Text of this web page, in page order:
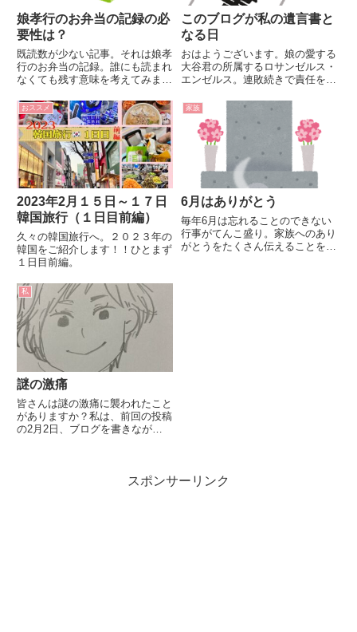
娘孝行のお弁当の記録の必
要性は？
既読数が少ない記事。それは娘孝
行のお弁当の記録。誰にも読まれ
なくても残す意味を考えてみまし
このブログが私の遺言書と
なる日
おはようございます。娘の愛する
大谷君の所属するロサンゼルス・
エンゼルス。連敗続きで責任を取
の発表がありましたね。昨夜のニ
ュースで娘は大きな声で驚いてい
ました。日本でもアメリカでも上
司が責任を取るのは同じことな
おススメ
2023年2月１５日～１７日
韓国旅行（１日目前編）
久々の韓国旅行へ。２０２３年の
韓国をご紹介します！！ひとまず
１日目前編。
家族
6月はありがとう
毎年6月は忘れることのできない
行事がてんこ盛り。家族へのあり
がとうをたくさん伝えることを忘
私
謎の激痛
皆さんは謎の激痛に襲われたこと
がありますか？私は、前回の投稿
の2月2日、ブログを書きながら
背中に違和感を感じていました。スポンサーリンク